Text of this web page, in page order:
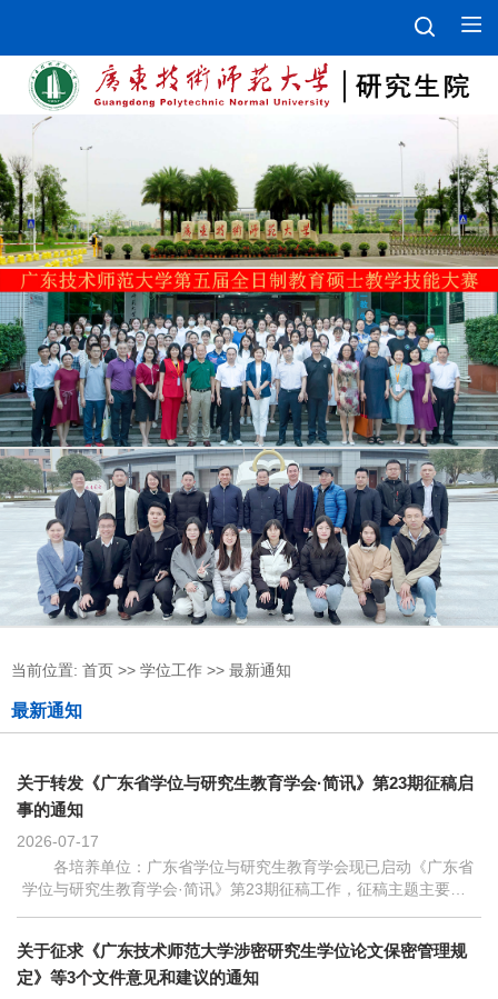
当前位置: 首页 >> 学位工作 >> 最新通知
最新通知
关于转发《广东省学位与研究生教育学会·简讯》第23期征稿启
事的通知
2026-07-17
各培养单位：广东省学位与研究生教育学会现已启动《广东省
学位与研究生教育学会·简讯》第23期征稿工作，征稿主题主要围
关于征求《广东技术师范大学涉密研究生学位论文保密管理规
定》等3个文件意见和建议的通知